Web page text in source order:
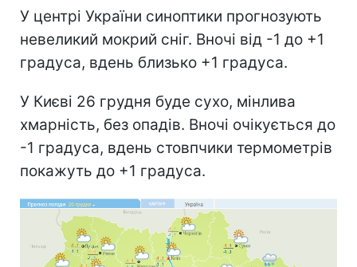
У центрі України синоптики прогнозують
невеликий мокрий сніг. Вночі від -1 до +1
градуса, вдень близько +1 градуса.
У Києві 26 грудня буде сухо, мінлива
хмарність, без опадів. Вночі очікується до
-1 градуса, вдень стовпчики термометрів
покажуть до +1 градуса.